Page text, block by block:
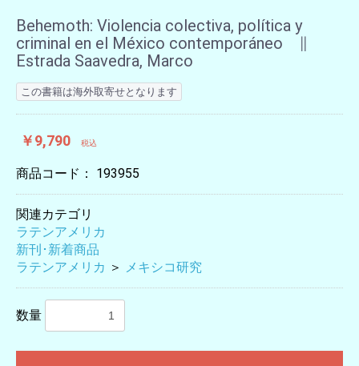
Behemoth: Violencia colectiva, política y
criminal en el México contemporáneo ∥
Estrada Saavedra, Marco
この書籍は海外取寄せとなります
￥9,790 税込
商品コード： 193955
関連カテゴリ
ラテンアメリカ
新刊･新着商品
ラテンアメリカ ＞ メキシコ研究
数量